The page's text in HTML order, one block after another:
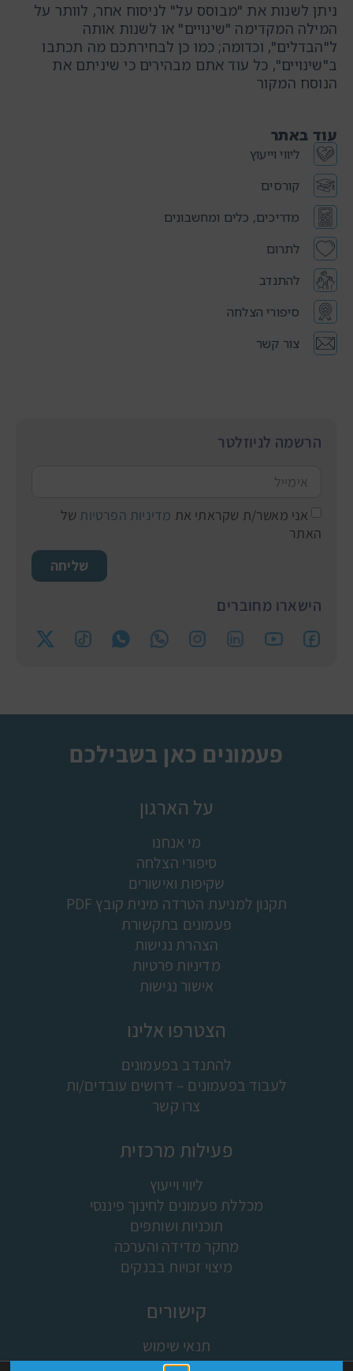
עוד באתר
ליווי וייעוץ
קורסים
מדריכים, כלים ומחשבונים
לתרום
להתנדב
סיפורי הצלחה
צור קשר
ניתן לשנות את "מבוסס על" לניסוח אחר, לוותר על
המילה המקדימה "שינויים" או לשנות אותה
ל"הבדלים", וכדומה; כמו כן לבחירתכם מה תכתבו
ב"שינויים", כל עוד אתם מבהירים כי שיניתם את
הנוסח המקור
הרשמה לניוזלטר
אני מאשר/ת שקראתי את מדיניות הפרטיות של
האתר
שליחה
הישארו מחוברים
פעמונים כאן בשבילכם
על הארגון
מי אנחנו
סיפורי הצלחה
שקיפות ואישורים
תקנון למניעת הטרדה מינית קובץ PDF
פעמונים בתקשורת
הצהרת נגישות
מדיניות פרטיות
אישור נגישות
הצטרפו אלינו
להתנדב בפעמונים
לעבוד בפעמונים – דרושים עובדים/ות
צרו קשר
פעילות מרכזית
ליווי וייעוץ
מכללת פעמונים לחינוך פיננסי
תוכניות ושותפים
מחקר מדידה והערכה
מיצוי זכויות בבנקים
קישורים
תנאי שימוש
מפת האתר